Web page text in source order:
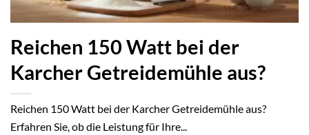
Reichen 150 Watt bei der
Karcher Getreidemühle aus?
Reichen 150 Watt bei der Karcher Getreidemühle aus?
Erfahren Sie, ob die Leistung für Ihre...